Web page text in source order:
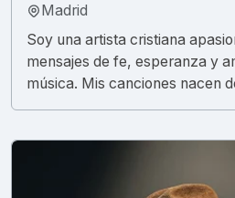
Madrid
Soy una artista cristiana
mensajes de fe, esperanza y
música. Mis canciones nacen